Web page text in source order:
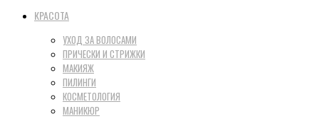
КРАСОТА
УХОД ЗА ВОЛОСАМИ
ПРИЧЕСКИ И СТРИЖКИ
МАКИЯЖ
ПИЛИНГИ
КОСМЕТОЛОГИЯ
МАНИКЮР